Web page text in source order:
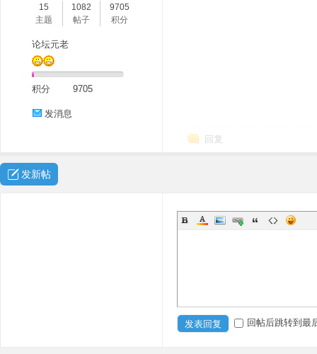
15
主题
1082
帖子
9705
积分
论坛元老
积分 9705
发消息
回复
发新帖
发表回复 回帖后跳转到最